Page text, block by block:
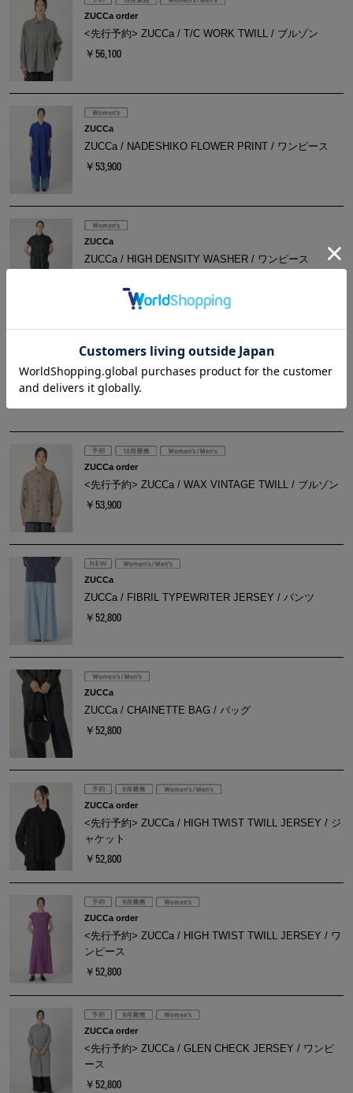
ZUCCa order
<先行予約> ZUCCa / T/C WORK TWILL / ブルゾン
￥56,100
ZUCCa
ZUCCa / NADESHIKO FLOWER PRINT / ワンピース
￥53,900
ZUCCa
ZUCCa / HIGH DENSITY WASHER / ワンピース
ZUCCa order
<先行予約> ZUCCa / T/C WORK TWILL / ジャケット
￥53,900
ZUCCa order
<先行予約> ZUCCa / WAX VINTAGE TWILL / ブルゾン
￥53,900
ZUCCa
ZUCCa / FIBRIL TYPEWRITER JERSEY / パンツ
￥52,800
ZUCCa
ZUCCa / CHAINETTE BAG / バッグ
￥52,800
ZUCCa order
<先行予約> ZUCCa / HIGH TWIST TWILL JERSEY / ジ
ャケット
￥52,800
ZUCCa order
<先行予約> ZUCCa / HIGH TWIST TWILL JERSEY / ワ
ンピース
￥52,800
ZUCCa order
<先行予約> ZUCCa / GLEN CHECK JERSEY / ワンピ
ース
￥52,800